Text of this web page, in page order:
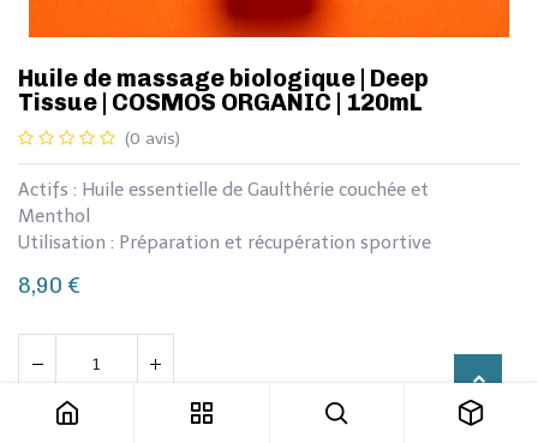
Huile de massage biologique | Deep
Tissue | COSMOS ORGANIC | 120mL
(0 avis)
Actifs : Huile essentielle de Gaulthérie couchée et
Menthol
Utilisation : Préparation et récupération sportive
8,90 €